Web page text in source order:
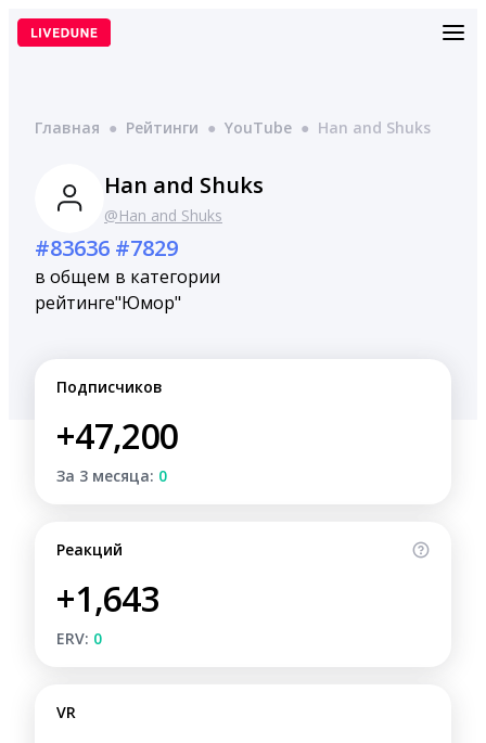
Перейти
Главная ● Рейтинги ● YouTube ● Han and Shuks
Han and Shuks
@Han and Shuks
#83636
в общем
рейтинге
#7829
в категории
"Юмор"
Подписчиков
+47,200
За 3 месяца: 0
Реакций
+1,643
ERV: 0
VR